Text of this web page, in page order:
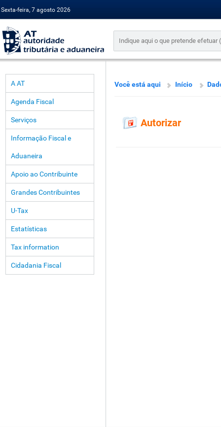
Sexta-feira, 7 agosto 2026
A AT
Agenda Fiscal
Serviços
Informação Fiscal e
Aduaneira
Apoio ao Contribuinte
Grandes Contribuintes
U-Tax
Estatísticas
Tax information
Cidadania Fiscal
Você está aqui Início
Autorizar